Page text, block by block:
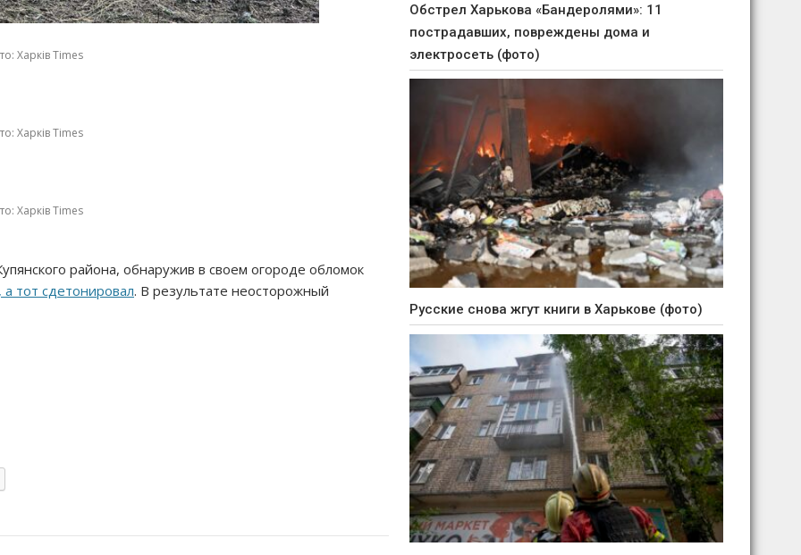
Харків Times
Харків Times
Харків Times
района, обнаружив в своем огороде обломок
тот сдетонировал. В результате неосторожный
Обстрел Харькова «Бандеролями»: 11
пострадавших, повреждены дома и
электросеть (фото)
Русские снова жгут книги в Харькове (фото)